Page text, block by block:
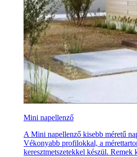
Mini napellenző
A Mini napellenző kisebb méretű
Vékonyabb profilokkal, a
keresztmetszetekkel készül. Remek